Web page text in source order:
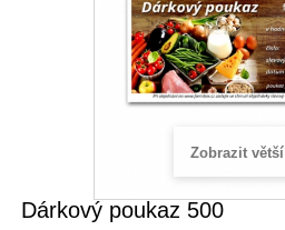
Zobrazit větší
Dárkový poukaz 500